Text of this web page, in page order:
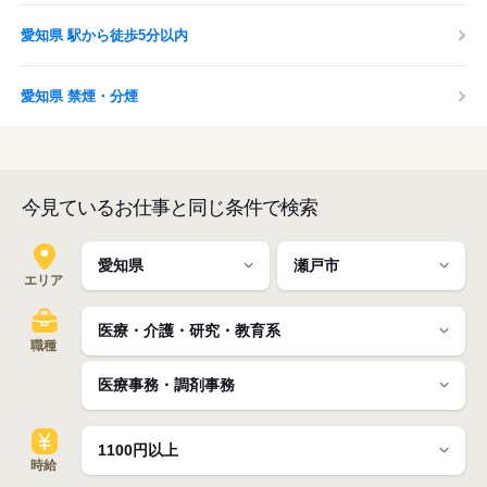
愛知県 駅から徒歩5分以内
愛知県 禁煙・分煙
今見ているお仕事と同じ条件で検索
エリア
職種
時給